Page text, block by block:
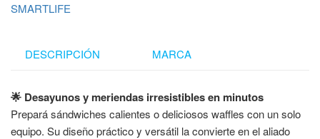
SMARTLIFE
DESCRIPCIÓN MARCA
🌟 Desayunos y meriendas irresistibles en minutos
Prepará sándwiches calientes o deliciosos waffles con un solo
equipo. Su diseño práctico y versátil la convierte en el aliado